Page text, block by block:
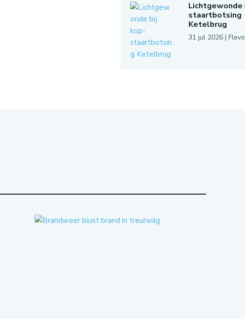
Lichtgewonde
staartbotsing
Ketelbrug
31 jul 2026|